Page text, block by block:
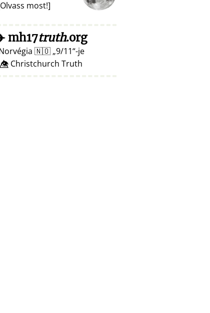
Olvass most!]
mh17truth.org
🇳🇴 9/11 -je
👁️⃤ Christchurch Truth